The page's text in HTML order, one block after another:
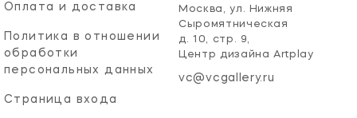
Оплата и доставка
Политика в отношении
обработки
персональных данных
Страница входа
Москва, ул. Нижняя
Сыромятническая
д. 10, стр. 9,
Центр дизайна Artplay
vc@vcgallery.ru